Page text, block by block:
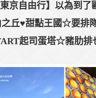
東京自由行】以為到
丘♥甜點王國☆要排
起司蛋塔☆豬肋